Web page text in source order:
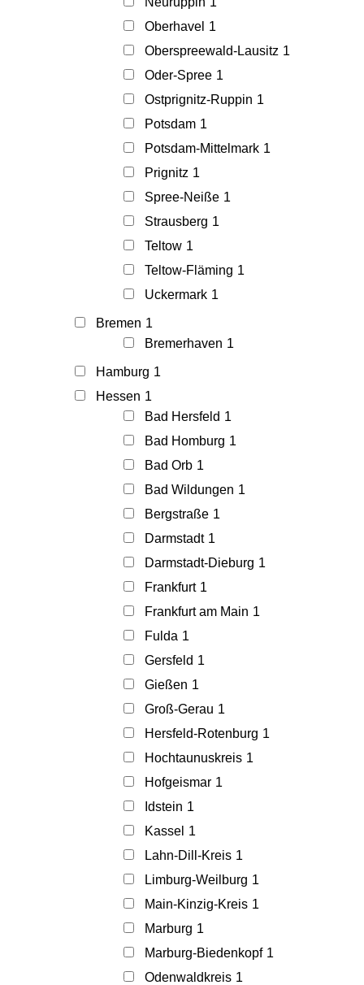
Oberhavel 1
Oberspreewald-Lausitz 1
Oder-Spree 1
Ostprignitz-Ruppin 1
Potsdam 1
Potsdam-Mittelmark 1
Prignitz 1
Spree-Neiße 1
Strausberg 1
Teltow 1
Teltow-Fläming 1
Uckermark 1
Bremen 1
Bremerhaven 1
Hamburg 1
Hessen 1
Bad Hersfeld 1
Bad Homburg 1
Bad Orb 1
Bad Wildungen 1
Bergstraße 1
Darmstadt 1
Darmstadt-Dieburg 1
Frankfurt 1
Frankfurt am Main 1
Fulda 1
Gersfeld 1
Gießen 1
Groß-Gerau 1
Hersfeld-Rotenburg 1
Hochtaunuskreis 1
Hofgeismar 1
Idstein 1
Kassel 1
Lahn-Dill-Kreis 1
Limburg-Weilburg 1
Main-Kinzig-Kreis 1
Marburg 1
Marburg-Biedenkopf 1
Odenwaldkreis 1